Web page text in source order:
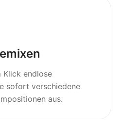
Klick endlose
sofort verschiedene
aus.